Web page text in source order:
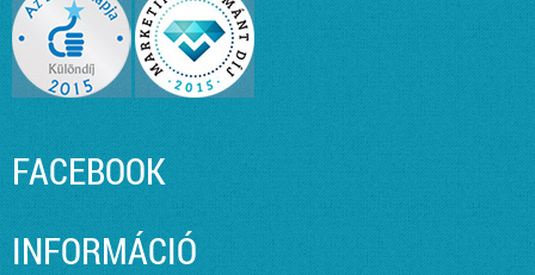
FACEBOOK
INFORMÁCIÓ